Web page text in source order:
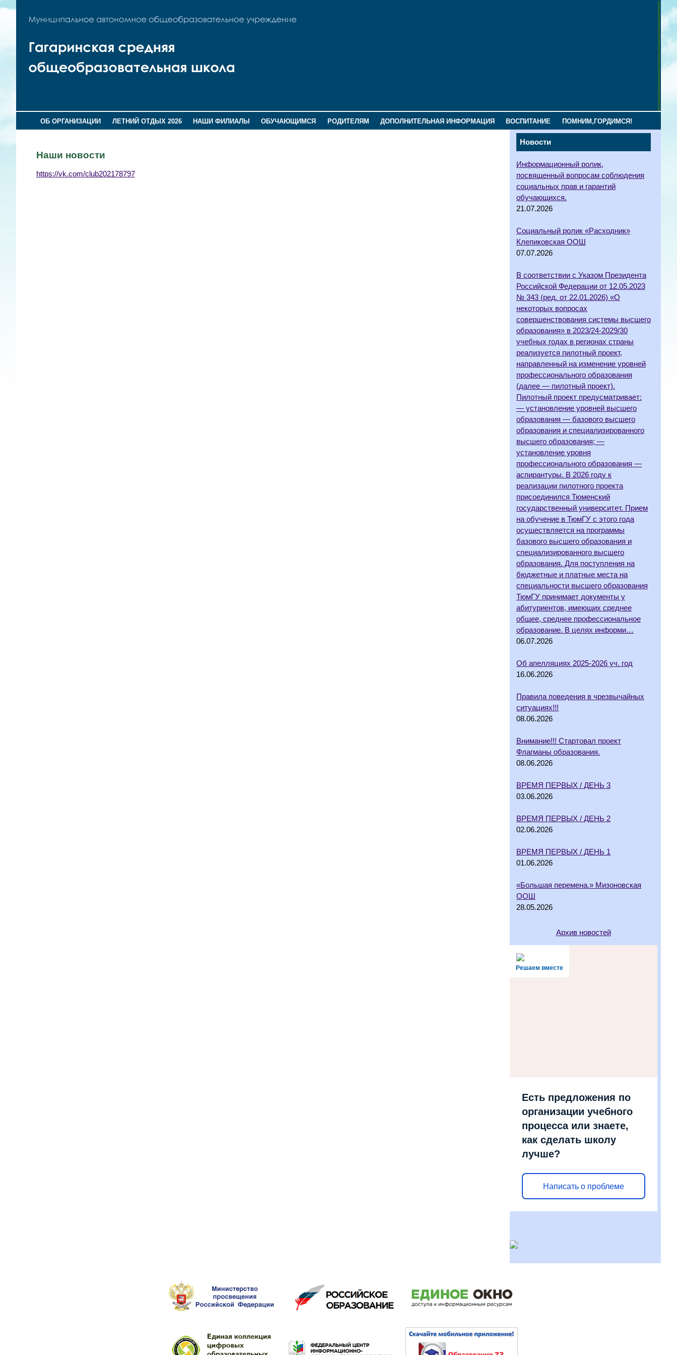
ОБ ОРГАНИЗАЦИИ ЛЕТНИЙ ОТДЫХ 2026 НАШИ ФИЛИАЛЫ ОБУЧАЮЩИМСЯ РОДИТЕЛЯМ ДОПОЛНИТЕЛЬНАЯ ИНФОРМАЦИЯ ВОСПИТАНИЕ ПОМНИМ,ГОРДИМСЯ!
Новости
Информационный ролик,
посвященный вопросам соблюдения
социальных прав и гарантий
обучающихся.
21.07.2026
Социальный ролик «Расходник»
Клепиковская ООШ
07.07.2026
В соответствии с Указом Президента
Российской Федерации от 12.05.2023
№ 343 (ред. от 22.01.2026) «О
некоторых вопросах
совершенствования системы высшего
образования» в 2023/24-2029/30
учебных годах в регионах страны
реализуется пилотный проект,
направленный на изменение уровней
профессионального образования
(далее — пилотный проект).
Пилотный проект предусматривает:
— установление уровней высшего
образования — базового высшего
образования и специализированного
высшего образования; —
установление уровня
профессионального образования —
аспирантуры. В 2026 году к
реализации пилотного проекта
присоединился Тюменский
государственный университет. Прием
на обучение в ТюмГУ с этого года
осуществляется на программы
базового высшего образования и
специализированного высшего
образования. Для поступления на
бюджетные и платные места на
специальности высшего образования
ТюмГУ принимает документы у
абитуриентов, имеющих среднее
общее, среднее профессиональное
образование. В целях информи…
06.07.2026
Об апелляциях 2025-2026 уч. год
16.06.2026
Правила поведения в чрезвычайных
ситуациях!!!
08.06.2026
Внимание!!! Стартовал проект
Флагманы образования.
08.06.2026
ВРЕМЯ ПЕРВЫХ / ДЕНЬ 3
03.06.2026
ВРЕМЯ ПЕРВЫХ / ДЕНЬ 2
02.06.2026
ВРЕМЯ ПЕРВЫХ / ДЕНЬ 1
01.06.2026
«Большая перемена.» Мизоновская
ООШ
28.05.2026
Архив новостей
Решаем вместе
Есть предложения по
организации учебного
процесса или знаете,
как сделать школу
лучше?
Написать о проблеме
Наши новости
https://vk.com/club202178797